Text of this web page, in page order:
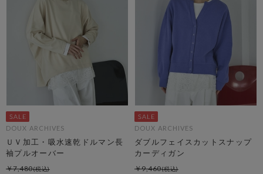
DOUX ARCHIVES
ＵＶ加工・吸水速乾ドルマン長
袖プルオーバー
￥7,480
DOUX ARCHIVES
ダブルフェイスカットスナップ
カーディガン
￥9,460